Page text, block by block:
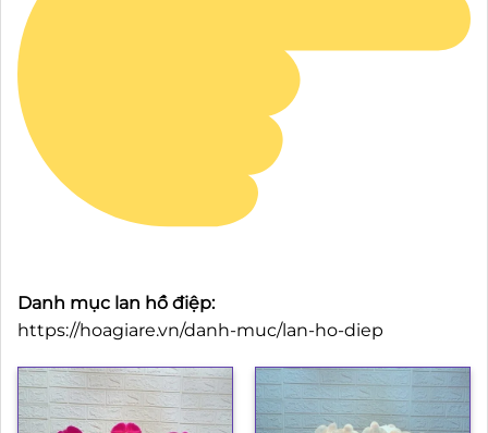
Danh mục lan hồ điệp:
https://hoagiare.vn/danh-muc/lan-ho-diep